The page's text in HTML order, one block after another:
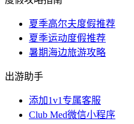
夏季高尔夫度假推荐
夏季运动度假推荐
暑期海边旅游攻略
出游助手
添加1v1专属客服
Club Med微信小程序